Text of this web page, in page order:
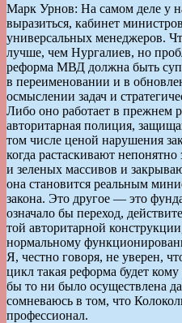
Марк Урнов: На самом деле у
выразиться, кабинет
универсальных менеджеров.
лучше, чем Нургалиев, но
реформа МВД должна быть
в переименовании и в
осмыслении задач и
Либо оно работает в прежнем
авторитарная полиция,
том числе ценой нарушения
когда растаскивают
и зеленых массивов и
она становится реальным
закона. Это другое — это
означало бы переход,
той авторитарной
нормальному
Я, честно говоря, не уверен,
цикл такая реформа будет
бы то ни было осуществлена
сомневаюсь в том, что
профессионал.